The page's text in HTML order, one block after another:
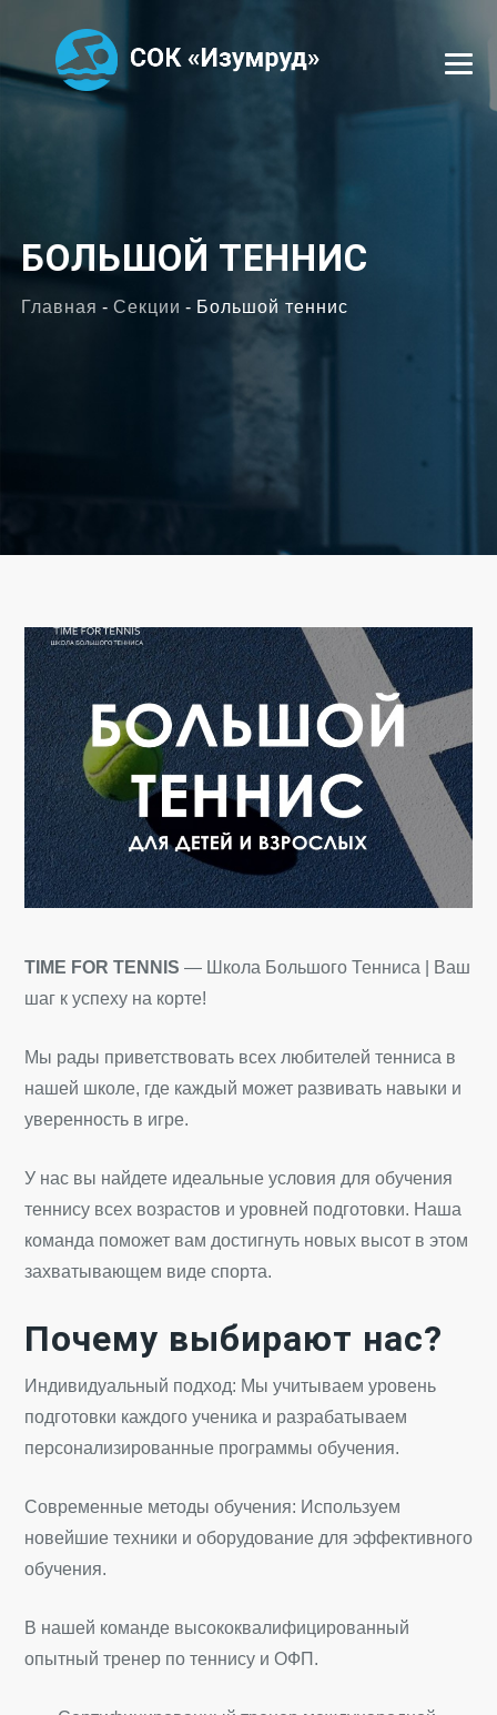
ТРЕНЕРЫ
ОТЗЫВЫ
БОЛЬШОЙ ТЕННИС
Главная - Секции - Большой теннис
TIME FOR TENNIS — Школа Большого Тенниса | Ваш
шаг к успеху на корте!
Мы рады приветствовать всех любителей тенниса в
нашей школе, где каждый может развивать навыки и
уверенность в игре.
У нас вы найдете идеальные условия для обучения
теннису всех возрастов и уровней подготовки. Наша
команда поможет вам достигнуть новых высот в этом
захватывающем виде спорта.
Почему выбирают нас?
Индивидуальный подход: Мы учитываем уровень
подготовки каждого ученика и разрабатываем
персонализированные программы обучения.
Современные методы обучения: Используем
новейшие техники и оборудование для эффективного
обучения.
В нашей команде высококвалифицированный
опытный тренер по теннису и ОФП.